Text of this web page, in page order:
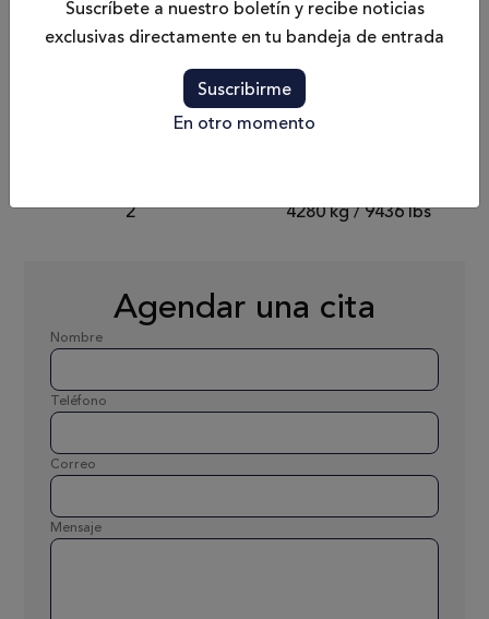
Suscríbete a nuestro boletín y recibe noticias
exclusivas directamente en tu bandeja de entrada
Suscribirme
En otro momento
Capacidad de
Pasajeros
2
4280 kg / 9436 lbs
Agendar una cita
Nombre
Teléfono
Correo
Mensaje